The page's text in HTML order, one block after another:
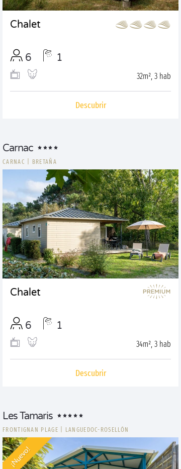
Chalet
6 1
32m², 3 hab
Descubrir
Carnac
CARNAC BRETAÑA
Chalet
6 1
34m², 3 hab
Descubrir
Les Tamaris
FRONTIGNAN PLAGE LANGUEDOC-ROSELLÓN
¡Nuevo!